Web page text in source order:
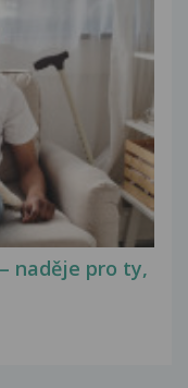
naděje pro ty,